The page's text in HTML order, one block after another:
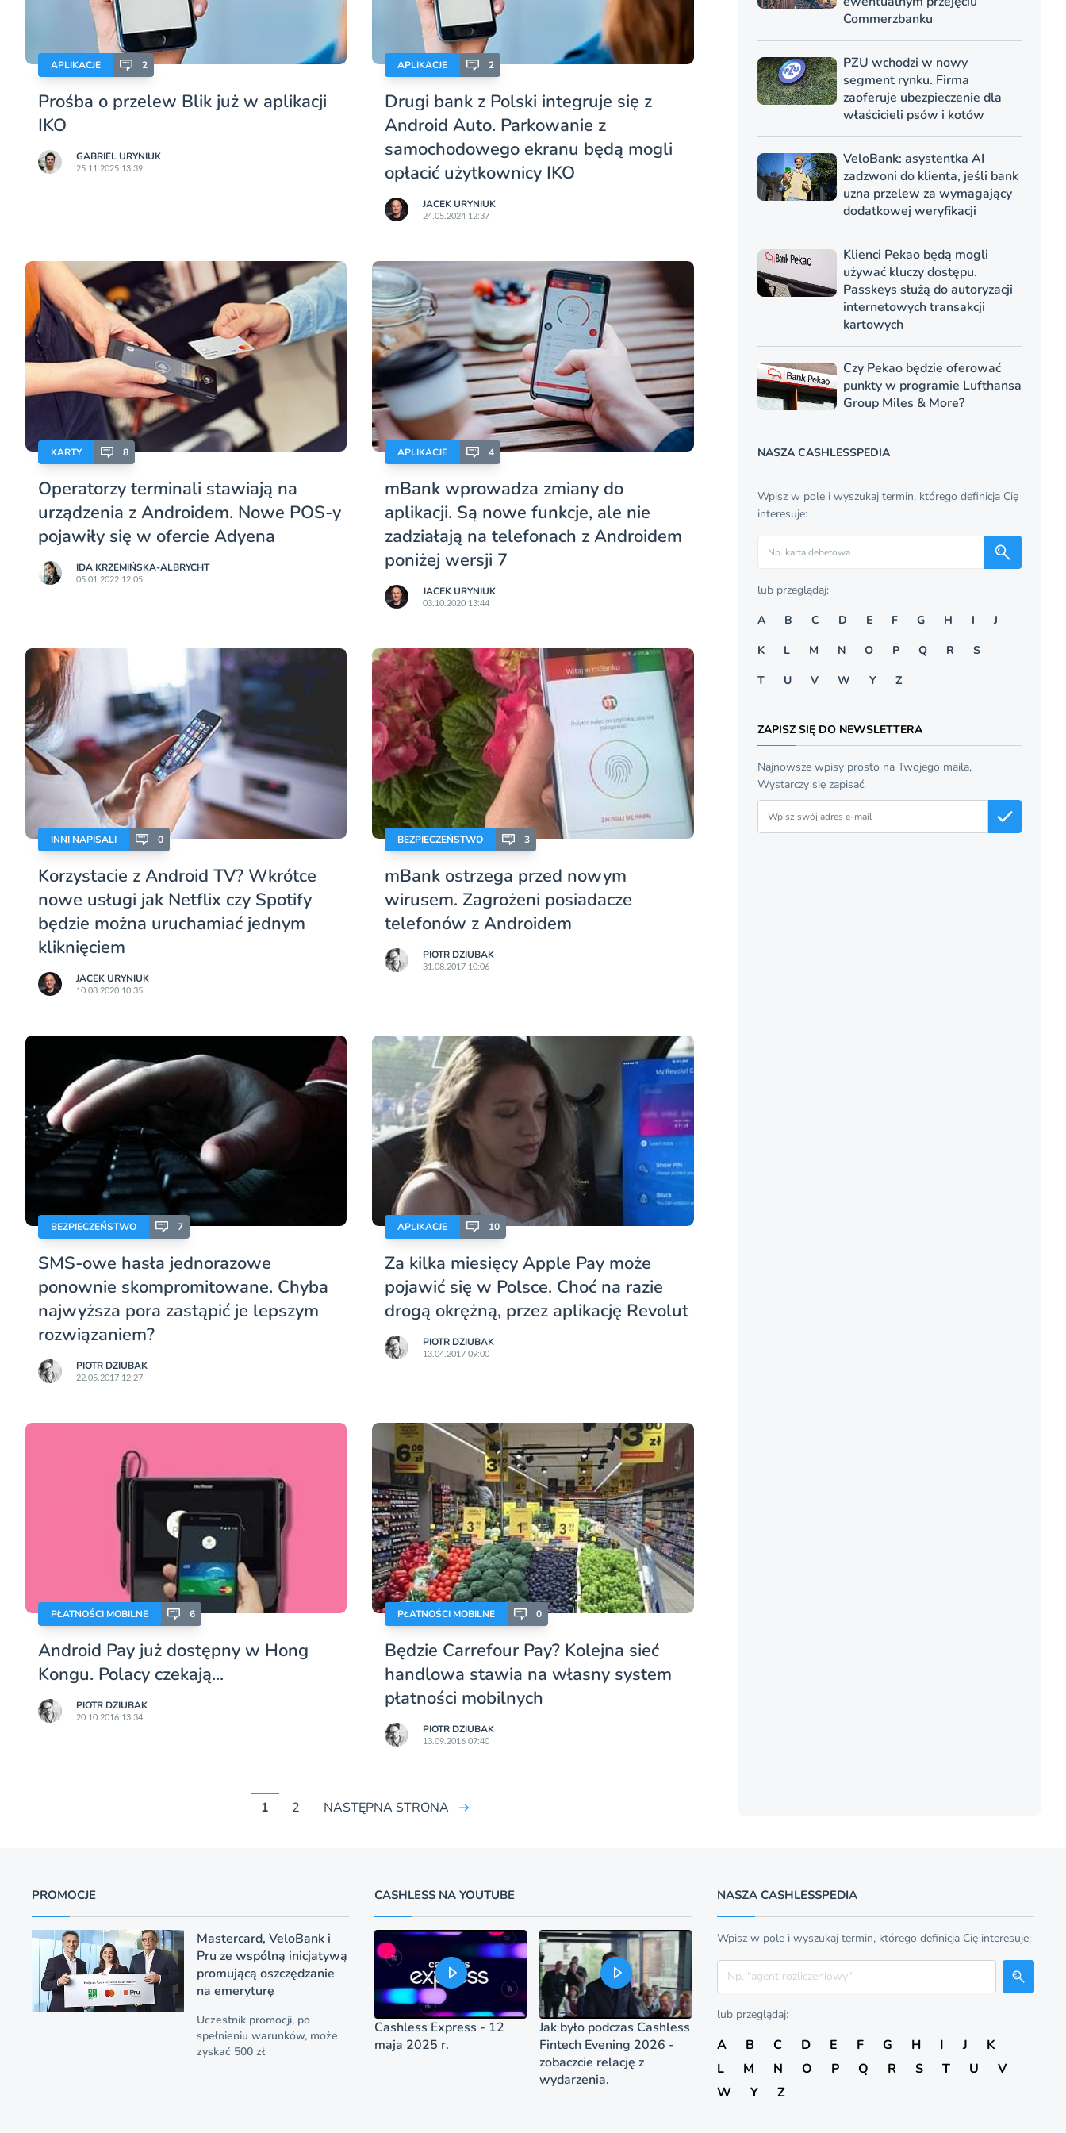
APLIKACJE 2
Prośba o przelew Blik już w aplikacji
IKO
GABRIEL URYNIUK
25.11.2025 13:39
APLIKACJE 2
Drugi bank z Polski integruje się z
Android Auto. Parkowanie z
samochodowego ekranu będą mogli
opłacić użytkownicy IKO
JACEK URYNIUK
24.05.2024 12:37
KARTY 8
Operatorzy terminali stawiają na
urządzenia z Androidem. Nowe POS-y
pojawiły się w ofercie Adyena
IDA KRZEMIŃSKA-ALBRYCHT
05.01.2022 12:05
APLIKACJE 4
mBank wprowadza zmiany do
aplikacji. Są nowe funkcje, ale nie
zadziałają na telefonach z Androidem
poniżej wersji 7
JACEK URYNIUK
03.10.2020 13:44
INNI NAPISALI 0
Korzystacie z Android TV? Wkrótce
nowe usługi jak Netflix czy Spotify
będzie można uruchamiać jednym
kliknięciem
JACEK URYNIUK
10.08.2020 10:35
BEZPIECZEŃSTWO 3
mBank ostrzega przed nowym
wirusem. Zagrożeni posiadacze
telefonów z Androidem
PIOTR DZIUBAK
31.08.2017 10:06
BEZPIECZEŃSTWO 7
SMS-owe hasła jednorazowe
ponownie skompromitowane. Chyba
najwyższa pora zastąpić je lepszym
rozwiązaniem?
PIOTR DZIUBAK
22.05.2017 12:27
APLIKACJE 10
Za kilka miesięcy Apple Pay może
pojawić się w Polsce. Choć na razie
drogą okrężną, przez aplikację Revolut
PIOTR DZIUBAK
13.04.2017 09:00
PŁATNOŚCI MOBILNE 6
Android Pay już dostępny w Hong
Kongu. Polacy czekają...
PIOTR DZIUBAK
20.10.2016 13:34
PŁATNOŚCI MOBILNE 0
Będzie Carrefour Pay? Kolejna sieć
handlowa stawia na własny system
płatności mobilnych
PIOTR DZIUBAK
13.09.2016 07:40
1 2 NASTĘPNA STRONA
Commerzbanku
PZU wchodzi w nowy
segment rynku. Firma
zaoferuje ubezpieczenie dla
właścicieli psów i kotów
VeloBank: asystentka AI
zadzwoni do klienta, jeśli bank
uzna przelew za wymagający
dodatkowej weryfikacji
Klienci Pekao będą mogli
używać kluczy dostępu.
Passkeys służą do autoryzacji
internetowych transakcji
kartowych
Czy Pekao będzie oferować
punkty w programie Lufthansa
Group Miles & More?
NASZA CASHLESSPEDIA
Wpisz w pole i wyszukaj termin, którego definicja Cię
interesuje:
lub przeglądaj:
A
B C D E F G H I
J
K
L M N O P Q R
S
T
U V W Y Z
ZAPISZ SIĘ DO NEWSLETTERA
Najnowsze wpisy prosto na Twojego maila,
Wystarczy się zapisać.
PROMOCJE
Mastercard, VeloBank i
Pru ze wspólną inicjatywą
promującą oszczędzanie
na emeryturę
Uczestnik promocji, po
spełnieniu warunków, może
zyskać 500 zł
CASHLESS NA YOUTUBE
Cashless Express - 12
maja 2025 r.
Jak było podczas Cashless
Fintech Evening 2026 -
zobaczcie relację z
wydarzenia.
NASZA CASHLESSPEDIA
Wpisz w pole i wyszukaj termin, którego definicja Cię interesuje:
Szukaj
lub przeglądaj:
A B C D E F G H I J
K
L
M N O P Q R S T U
V
W
Y Z